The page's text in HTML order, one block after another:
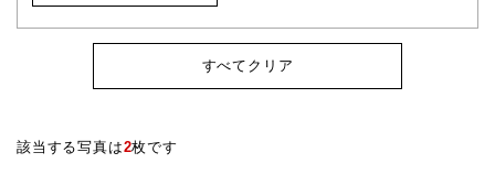
すべてクリア
該当する写真は2枚です